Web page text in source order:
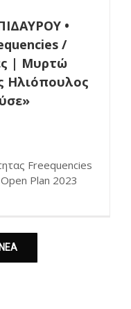
•
/
| Μυρτώ
Ηλιόπουλος
Freequencies
Plan 2023